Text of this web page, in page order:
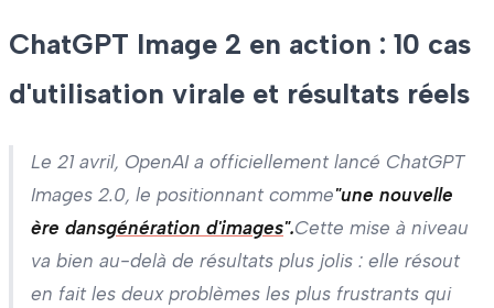
ChatGPT Image 2 en action : 10 cas
d'utilisation virale et résultats réels
Le 21 avril, OpenAI a officiellement lancé ChatGPT
Images 2.0, le positionnant comme"une nouvelle
ère dansgénération d'images".Cette mise à niveau
va bien au-delà de résultats plus jolis : elle résout
en fait les deux problèmes les plus frustrants qui